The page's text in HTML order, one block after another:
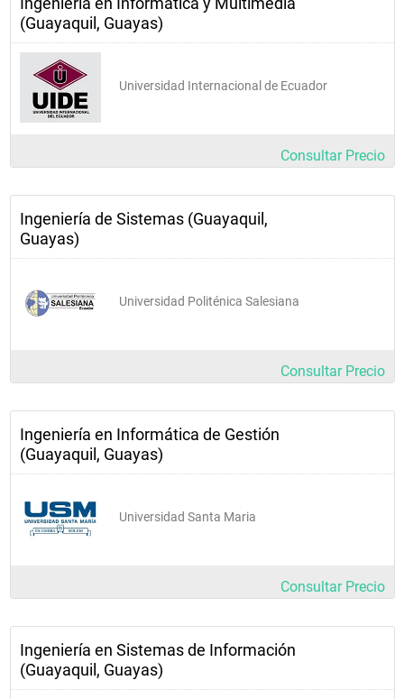
(Guayaquil, Guayas)
Universidad Internacional de Ecuador
Consultar Precio
Ingeniería de Sistemas (Guayaquil,
Guayas)
Universidad Politénica Salesiana
Consultar Precio
Ingeniería en Informática de Gestión
(Guayaquil, Guayas)
Universidad Santa Maria
Consultar Precio
Ingeniería en Sistemas de Información
(Guayaquil, Guayas)